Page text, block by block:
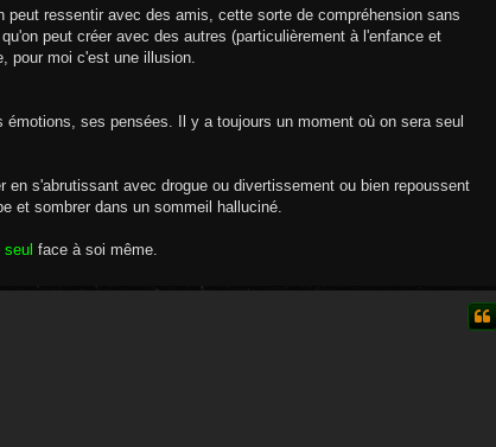
peut ressentir avec des amis, cette sorte de compréhension sans
peut créer avec des autres (particulièrement à l'enfance et
pour moi c'est une illusion.
ses pensées. Il y a toujours un moment où on sera seul
en s'abrutissant avec drogue ou divertissement ou bien repoussent
et sombrer dans un sommeil halluciné.
face à soi même.